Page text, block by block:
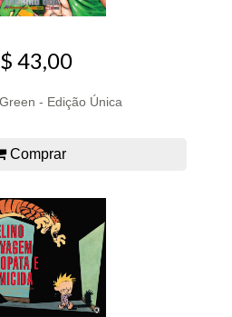
43,00
- Edição Única
Comprar